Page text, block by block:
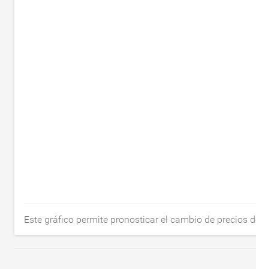
Este gráfico permite pronosticar el cambio de precios